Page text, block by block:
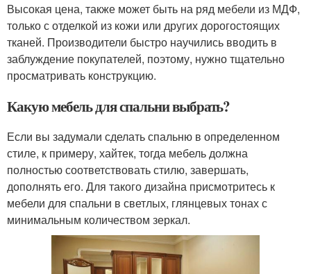
Высокая цена, также может быть на ряд мебели из МДФ,
только с отделкой из кожи или других дорогостоящих
тканей. Производители быстро научились вводить в
заблуждение покупателей, поэтому, нужно тщательно
просматривать конструкцию.
Какую мебель для спальни выбрать?
Если вы задумали сделать спальню в определенном
стиле, к примеру, хайтек, тогда мебель должна
полностью соответствовать стилю, завершать,
дополнять его. Для такого дизайна присмотритесь к
мебели для спальни в светлых, глянцевых тонах с
минимальным количеством зеркал.